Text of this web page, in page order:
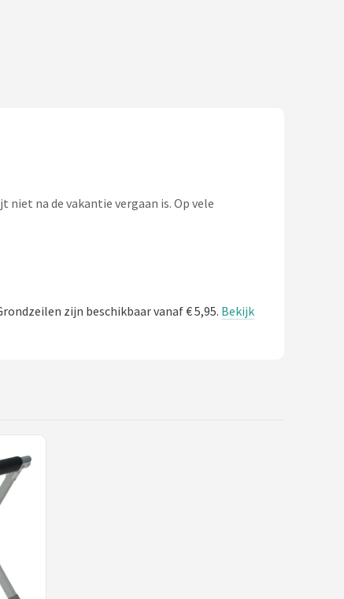
na de vakantie vergaan is. Op vele
zijn beschikbaar vanaf € 5,95. Bekijk